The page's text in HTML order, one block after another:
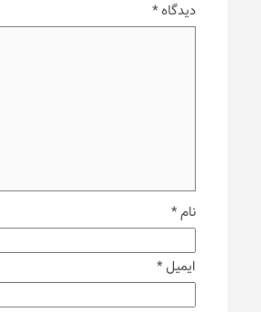
دیدگاه*
نام*
ایمیل*